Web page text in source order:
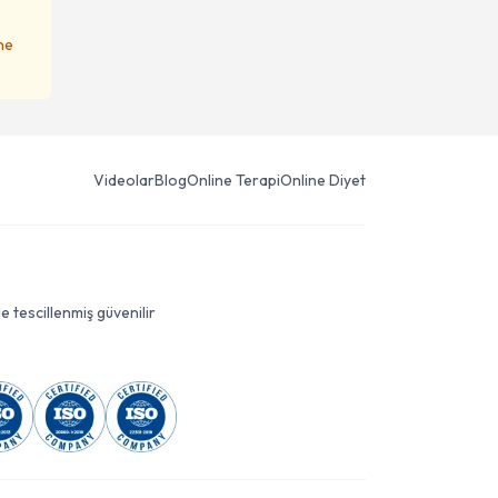
VideolarBlogOnline TerapiOnline Diyet
tescillenmiş güvenilir